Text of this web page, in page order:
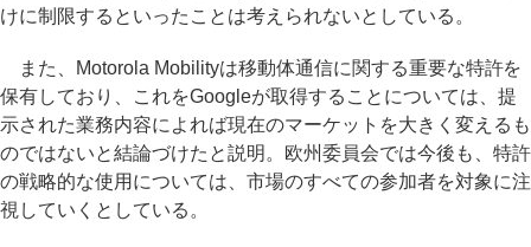
けに制限するといったことは考えられないとしている。
また、Motorola Mobilityは移動体通信に関する重要な特許を
保有しており、これをGoogleが取得することについては、提
示された業務内容によれば現在のマーケットを大きく変えるも
のではないと結論づけたと説明。欧州委員会では今後も、特許
の戦略的な使用については、市場のすべての参加者を対象に注
視していくとしている。